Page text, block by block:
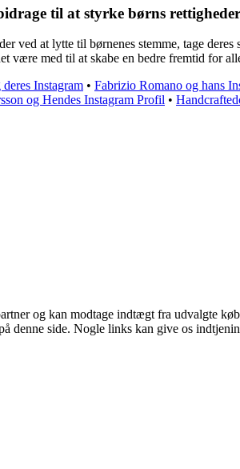
til at styrke børns
ved at lytte til børnenes stemme, tage
være med til at skabe en bedre fremtid for
Instagram • Fabrizio Romano og hans
og Hendes Instagram Profil •
og kan modtage indtægt fra udvalgte køb
denne side. Nogle links kan give os